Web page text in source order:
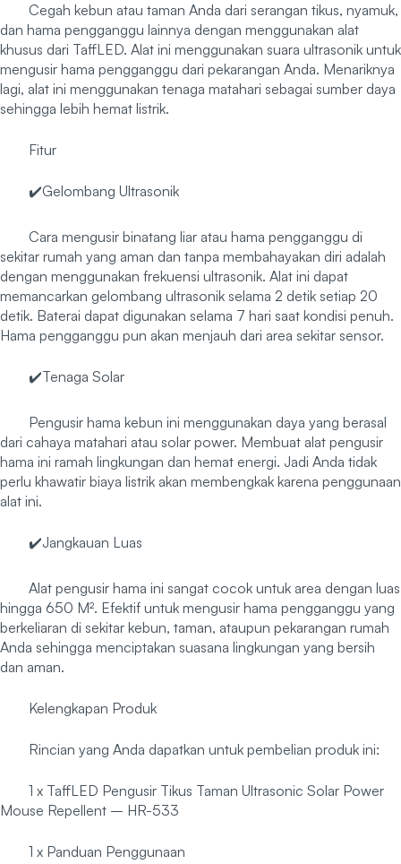
Cegah kebun atau taman Anda dari serangan tikus, nyamuk,
dan hama pengganggu lainnya dengan menggunakan alat
khusus dari TaffLED. Alat ini menggunakan suara ultrasonik untuk
mengusir hama pengganggu dari pekarangan Anda. Menariknya
lagi, alat ini menggunakan tenaga matahari sebagai sumber daya
sehingga lebih hemat listrik.
Fitur
✔️Gelombang Ultrasonik
Cara mengusir binatang liar atau hama pengganggu di
sekitar rumah yang aman dan tanpa membahayakan diri adalah
dengan menggunakan frekuensi ultrasonik. Alat ini dapat
memancarkan gelombang ultrasonik selama 2 detik setiap 20
detik. Baterai dapat digunakan selama 7 hari saat kondisi penuh.
Hama pengganggu pun akan menjauh dari area sekitar sensor.
✔️Tenaga Solar
Pengusir hama kebun ini menggunakan daya yang berasal
dari cahaya matahari atau solar power. Membuat alat pengusir
hama ini ramah lingkungan dan hemat energi. Jadi Anda tidak
perlu khawatir biaya listrik akan membengkak karena penggunaan
alat ini.
✔️Jangkauan Luas
Alat pengusir hama ini sangat cocok untuk area dengan luas
hingga 650 M². Efektif untuk mengusir hama pengganggu yang
berkeliaran di sekitar kebun, taman, ataupun pekarangan rumah
Anda sehingga menciptakan suasana lingkungan yang bersih
dan aman.
Kelengkapan Produk
Rincian yang Anda dapatkan untuk pembelian produk ini:
1 x TaffLED Pengusir Tikus Taman Ultrasonic Solar Power
Mouse Repellent – HR-533
1 x Panduan Penggunaan